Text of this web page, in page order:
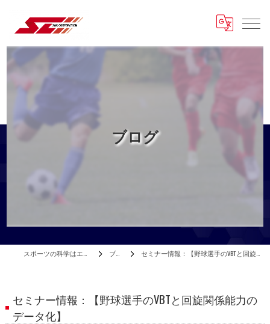
ブログ
ブログ セミナー情報：【野球選手のVBTと回旋関係能力のデータ化】
セミナー情報：【野球選手のVBTと回旋関係能力の
データ化】